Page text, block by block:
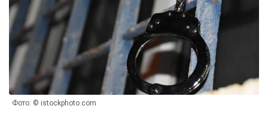
Фото: © istockphoto.com